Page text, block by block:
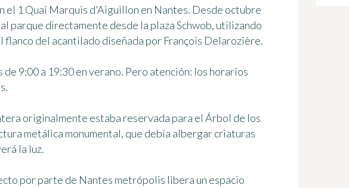
el 1 Quai Marquis d'Aiguillon en Nantes. Desde octubre
parque directamente desde la plaza Schwob, utilizando
flanco del acantilado diseñada por François Delarozière.
9:00 a 19:30 en verano. Pero atención: los horarios
originalmente estaba reservada para el Árbol de los
metálica monumental, que debía albergar criaturas
la luz.
por parte de Nantes metrópolis libera un espacio